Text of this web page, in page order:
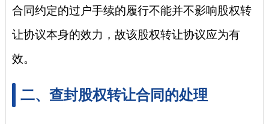
合同约定的过户手续的履行不能并不影响股权转
让协议本身的效力，故该股权转让协议应为有
效。
二、查封股权转让合同的处理